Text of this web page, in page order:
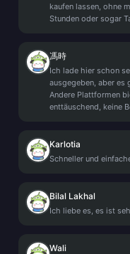
kaufen lassen, ohne
Stunden oder sogar
馮時
Ich lade hier schon
ausgegeben, aber es
Andere Plattformen
enttäuschend, keine
Karlotia
Schneller und
Bilal Lakhal
Ich liebe es, es ist
Wali